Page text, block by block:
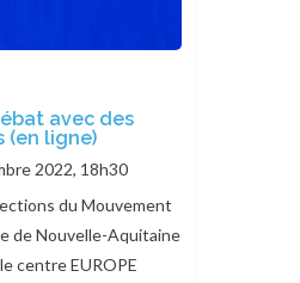
avec des
(en ligne)
2022, 18h30
du Mouvement
de Nouvelle-Aquitaine
centre EUROPE